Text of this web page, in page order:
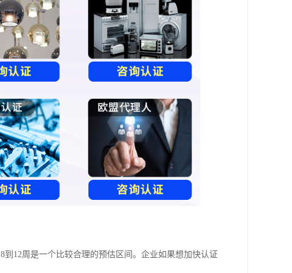
12周是一个比较合理的预估区间。企业如果想加快认证